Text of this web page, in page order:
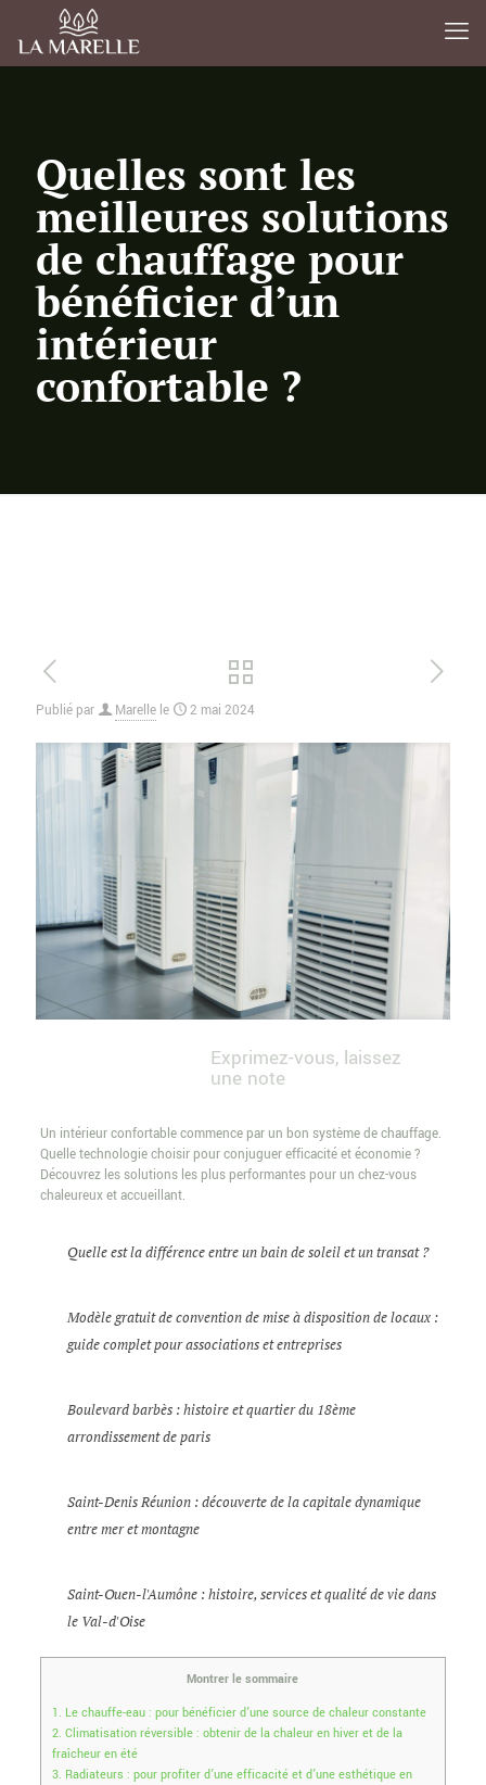
Quelles sont les
meilleures solutions
de chauffage pour
bénéficier d’un
intérieur
confortable ?
Publié par Marelle le 2 mai 2024
Exprimez-vous, laissez
une note
Un intérieur confortable commence par un bon système de chauffage.
Quelle technologie choisir pour conjuguer efficacité et économie ?
Découvrez les solutions les plus performantes pour un chez-vous
chaleureux et accueillant.
Quelle est la différence entre un bain de soleil et un transat ?
Modèle gratuit de convention de mise à disposition de locaux :
guide complet pour associations et entreprises
Boulevard barbès : histoire et quartier du 18ème
arrondissement de paris
Saint-Denis Réunion : découverte de la capitale dynamique
entre mer et montagne
Saint-Ouen-l'Aumône : histoire, services et qualité de vie dans
le Val-d'Oise
Montrer le sommaire
1. Le chauffe-eau : pour bénéficier d’une source de chaleur constante
2. Climatisation réversible : obtenir de la chaleur en hiver et de la
fraîcheur en été
3. Radiateurs : pour profiter d’une efficacité et d’une esthétique en